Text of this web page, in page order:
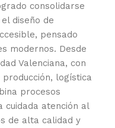
consolidarse
diseño de
pensado
modernos. Desde
Valenciana, con
producción, logística
procesos
cuidada atención al
de alta calidad y